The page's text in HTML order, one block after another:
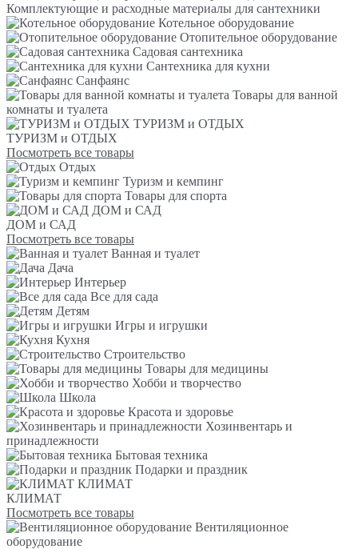
Комплектующие и расходные материалы для сантехники
Котельное оборудование
Отопительное оборудование
Садовая сантехника
Сантехника для кухни
Санфаянс
Товары для ванной
комнаты и туалета
ТУРИЗМ и ОТДЫХ
ТУРИЗМ и ОТДЫХ
Посмотреть все товары
Отдых
Туризм и кемпинг
Товары для спорта
ДОМ и САД
ДОМ и САД
Посмотреть все товары
Ванная и туалет
Дача
Интерьер
Все для сада
Детям
Игры и игрушки
Кухня
Строительство
Товары для медицины
Хобби и творчество
Школа
Красота и здоровье
Хозинвентарь и
принадлежности
Бытовая техника
Подарки и праздник
КЛИМАТ
КЛИМАТ
Посмотреть все товары
Вентиляционное
оборудование